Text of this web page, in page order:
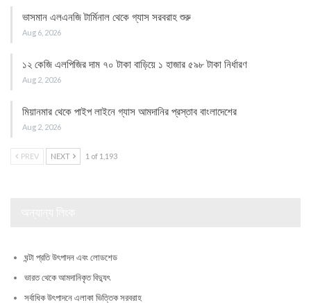
ভাসমান এলএনজি টার্মিনাল থেকে গ্যাস সরবরাহ শুরু
Aug 6, 2026
১২ কেজি এলপিজির দাম ৭০ টাকা বাড়িয়ে ১ হাজার ৫৯৮ টাকা নির্ধারণ
Aug 2, 2026
মিয়ানমার থেকে পাইপ লাইনে গ্যাস আমদানির প্রস্তাব বাংলাদেশের
Aug 2, 2026
PREV NEXT 1 of 1,193
ঘন্টা প্রতি উৎপাদন এবং লোডশেড
ভারত থেকে আমদানিকৃত বিদ্যুৎ
সর্বাধিক উৎপাদনে এলাকা ভিত্তিক সরবরাহ